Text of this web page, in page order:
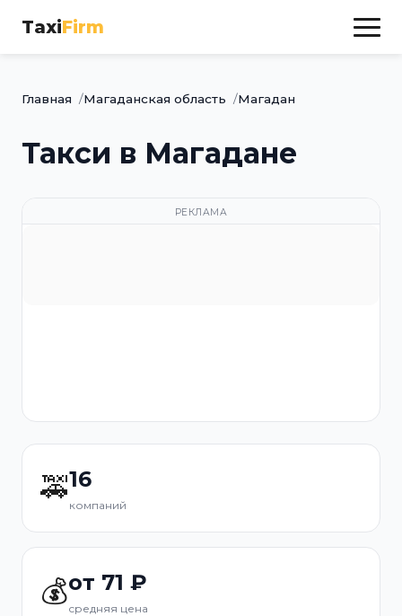
TaxiFirm
Главная Магаданская область Магадан
Такси в Магадане
РЕКЛАМА
🚕16
компаний
💰от 71 ₽
средняя цена